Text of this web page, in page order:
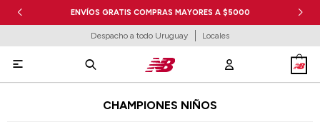
ENVÍOS GRATIS COMPRAS MAYORES A $5000
Despacho a todo Uruguay Locales

CHAMPIONES NIÑOS